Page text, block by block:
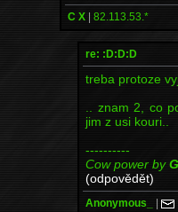
C X | 82.113.53.*
re: :D:D:D
treba protoze
.. znam 2, co
jim z usi kouri..
----------
Cow power by
(odpovědět)
Anonymous_ |